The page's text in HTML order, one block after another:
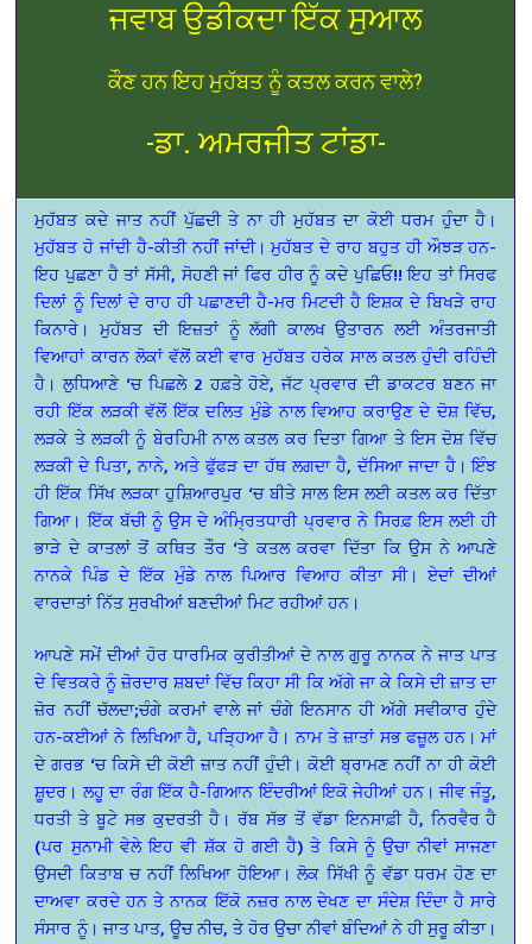
ਜਵਾਬ ਉਡੀਕਦਾ ਇੱਕ ਸੁਆਲ
ਕੌਣ ਹਨ ਇਹ ਮੁਹੱਬਤ ਨੂੰ ਕਤਲ ਕਰਨ ਵਾਲੇ?
-ਡਾ. ਅਮਰਜੀਤ ਟਾਂਡਾ-
ਮੁਹੱਬਤ ਕਦੇ ਜਾਤ ਨਹੀਂ ਪੁੱਛਦੀ ਤੇ ਨਾ ਹੀ ਮੁਹੱਬਤ ਦਾ ਕੋਈ ਧਰਮ ਹੁੰਦਾ ਹੈ।
ਮੁਹੱਬਤ ਹੋ ਜਾਂਦੀ ਹੈ-ਕੀਤੀ ਨਹੀਂ ਜਾਂਦੀ। ਮੁਹੱਬਤ ਦੇ ਰਾਹ ਬਹੁਤ ਹੀ ਔਝੜ ਹਨ-
ਇਹ ਪੁਛਣਾ ਹੈ ਤਾਂ ਸੱਸੀ, ਸੋਹਣੀ ਜਾਂ ਫਿਰ ਹੀਰ ਨੂੰ ਕਦੇ ਪੁਛਿਓ!! ਇਹ ਤਾਂ ਸਿਰਫ
ਦਿਲਾਂ ਨੂੰ ਦਿਲਾਂ ਦੇ ਰਾਹ ਹੀ ਪਛਾਣਦੀ ਹੈ-ਮਰ ਮਿਟਦੀ ਹੈ ਇਸ਼ਕ ਦੇ ਬਿਖੜੇ ਰਾਹ
ਕਿਨਾਰੇ। ਮੁਹੱਬਤ ਦੀ ਇਜ਼ਤਾਂ ਨੂੰ ਲੱਗੀ ਕਾਲਖ ਉਤਾਰਨ ਲਈ ਅੰਤਰਜਾਤੀ
ਵਿਆਹਾਂ ਕਾਰਨ ਲੋਕਾਂ ਵੱਲੋਂ ਕਈ ਵਾਰ ਮੁਹੱਬਤ ਹਰੇਕ ਸਾਲ ਕਤਲ ਹੁੰਦੀ ਰਹਿੰਦੀ
ਹੈ। ਲੁਧਿਆਣੇ ‘ਚ ਪਿਛਲੇ 2 ਹਫ਼ਤੇ ਹੋਏ, ਜੱਟ ਪ੍ਰਵਾਰ ਦੀ ਡਾਕਟਰ ਬਣਨ ਜਾ
ਰਹੀ ਇੱਕ ਲੜਕੀ ਵੱਲੋਂ ਇੱਕ ਦਲਿਤ ਮੁੰਡੇ ਨਾਲ ਵਿਆਹ ਕਰਾਉਣ ਦੇ ਦੋਸ਼ ਵਿੱਚ,
ਲੜਕੇ ਤੇ ਲੜਕੀ ਨੂੰ ਬੇਰਹਿਮੀ ਨਾਲ ਕਤਲ ਕਰ ਦਿਤਾ ਗਿਆ ਤੇ ਇਸ ਦੋਸ਼ ਵਿੱਚ
ਲੜਕੀ ਦੇ ਪਿਤਾ, ਨਾਨੇ, ਅਤੇ ਫੁੱਫੜ ਦਾ ਹੱਥ ਲਗਦਾ ਹੈ, ਦੱਸਿਆ ਜਾਦਾ ਹੈ। ਇੰਝ
ਹੀ ਇੱਕ ਸਿੱਖ ਲੜਕਾ ਹੁਸ਼ਿਆਰਪੁਰ ‘ਚ ਬੀਤੇ ਸਾਲ ਇਸ ਲਈ ਕਤਲ ਕਰ ਦਿੱਤਾ
ਗਿਆ। ਇੱਕ ਬੱਚੀ ਨੂੰ ਉਸ ਦੇ ਅੰਮ੍ਰਿਤਧਾਰੀ ਪ੍ਰਵਾਰ ਨੇ ਸਿਰਫ਼ ਇਸ ਲਈ ਹੀ
ਭਾੜੇ ਦੇ ਕਾਤਲਾਂ ਤੋਂ ਕਥਿਤ ਤੌਰ ‘ਤੇ ਕਤਲ ਕਰਵਾ ਦਿੱਤਾ ਕਿ ਉਸ ਨੇ ਆਪਣੇ
ਨਾਨਕੇ ਪਿੰਡ ਦੇ ਇੱਕ ਮੁੰਡੇ ਨਾਲ ਪਿਆਰ ਵਿਆਹ ਕੀਤਾ ਸੀ। ਏਦਾਂ ਦੀਆਂ
ਵਾਰਦਾਤਾਂ ਨਿੱਤ ਸੁਰਖੀਆਂ ਬਣਦੀਆਂ ਮਿਟ ਰਹੀਆਂ ਹਨ।
ਆਪਣੇ ਸਮੇਂ ਦੀਆਂ ਹੋਰ ਧਾਰਮਿਕ ਕੁਰੀਤੀਆਂ ਦੇ ਨਾਲ ਗੁਰੂ ਨਾਨਕ ਨੇ ਜਾਤ ਪਾਤ
ਦੇ ਵਿਤਕਰੇ ਨੂੰ ਜ਼ੋਰਦਾਰ ਸ਼ਬਦਾਂ ਵਿੱਚ ਕਿਹਾ ਸੀ ਕਿ ਅੱਗੇ ਜਾ ਕੇ ਕਿਸੇ ਦੀ ਜ਼ਾਤ ਦਾ
ਜ਼ੋਰ ਨਹੀਂ ਚੱਲਦਾ;ਚੰਗੇ ਕਰਮਾਂ ਵਾਲੇ ਜਾਂ ਚੰਗੇ ਇਨਸਾਨ ਹੀ ਅੱਗੇ ਸਵੀਕਾਰ ਹੁੰਦੇ
ਹਨ-ਕਈਆਂ ਨੇ ਲਿਖਿਆ ਹੈ, ਪੜ੍ਹਿਆ ਹੈ। ਨਾਮ ਤੇ ਜ਼ਾਤਾਂ ਸਭ ਫਜ਼ੂਲ ਹਨ। ਮਾਂ
ਦੇ ਗਰਭ ‘ਚ ਕਿਸੇ ਦੀ ਕੋਈ ਜ਼ਾਤ ਨਹੀਂ ਹੁੰਦੀ। ਕੋਈ ਬ੍ਰਾਮਣ ਨਹੀਂ ਨਾ ਹੀ ਕੋਈ
ਸ਼ੂਦਰ। ਲਹੂ ਦਾ ਰੰਗ ਇੱਕ ਹੈ-ਗਿਆਨ ਇੰਦਰੀਆਂ ਇਕੋ ਜੇਹੀਆਂ ਹਨ। ਜੀਵ ਜੰਤੂ,
ਧਰਤੀ ਤੇ ਬੂਟੇ ਸਭ ਕੁਦਰਤੀ ਹੈ। ਰੱਬ ਸੱਭ ਤੋਂ ਵੱਡਾ ਇਨਸਾਫ਼ੀ ਹੈ, ਨਿਰਵੈਰ ਹੈ
(ਪਰ ਸੁਨਾਮੀ ਵੇਲੇ ਇਹ ਵੀ ਸ਼ੱਕ ਹੋ ਗਈ ਹੈ) ਤੇ ਕਿਸੇ ਨੂੰ ਉਚਾ ਨੀਵਾਂ ਸਾਜਣਾ
ਉਸਦੀ ਕਿਤਾਬ ਚ ਨਹੀਂ ਲਿਖਿਆ ਹੋਇਆ। ਲੋਕ ਸਿੱਖੀ ਨੂੰ ਵੱਡਾ ਧਰਮ ਹੋਣ ਦਾ
ਦਾਅਵਾ ਕਰਦੇ ਹਨ ਤੇ ਨਾਨਕ ਇੱਕੋ ਨਜ਼ਰ ਨਾਲ ਦੇਖਣ ਦਾ ਸੰਦੇਸ਼ ਦਿੰਦਾ ਹੈ ਸਾਰੇ
ਸੰਸਾਰ ਨੂੰ। ਜਾਤ ਪਾਤ, ਊਚ ਨੀਚ, ਤੇ ਹੋਰ ਉਚਾ ਨੀਵਾਂ ਬੰਦਿਆਂ ਨੇ ਹੀ ਸੁਰੂ ਕੀਤਾ।